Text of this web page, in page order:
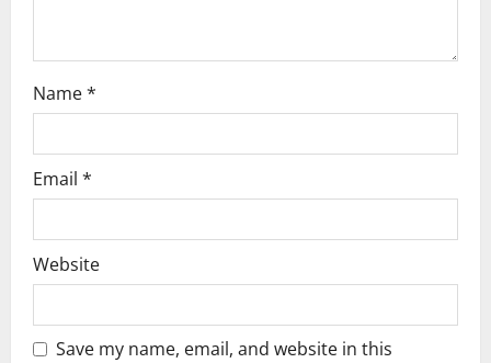
Name*
Email *
Website
Save my name, email, and website in this